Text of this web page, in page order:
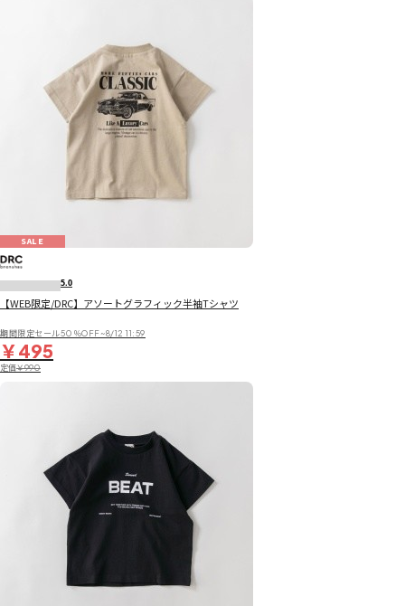
SALE
5.0
【WEB限定/DRC】アソートグラフィック半袖Tシャツ
期間限定セール50％OFF~8/12 11:59
￥495
定価￥990